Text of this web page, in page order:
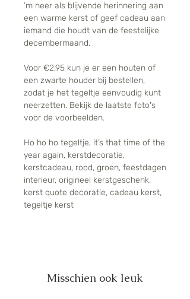
’m neer als blijvende herinnering aan
een warme kerst of geef cadeau aan
iemand die houdt van de feestelijke
decembermaand.
Voor €2,95 kun je er een houten of
een zwarte houder bij bestellen,
zodat je het tegeltje eenvoudig kunt
neerzetten. Bekijk de laatste foto's
voor de voorbeelden.
Ho ho ho tegeltje, it’s that time of the
year again, kerstdecoratie,
kerstcadeau, rood, groen, feestdagen
interieur, origineel kerstgeschenk,
kerst quote decoratie, cadeau kerst,
tegeltje kerst
Misschien ook leuk